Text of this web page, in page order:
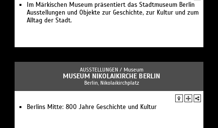
Im Märkischen Museum präsentiert das Stadtmuseum Berlin
Ausstellungen und Objekte zur Geschichte, zur Kultur und zum
Alltag der Stadt.
AUSSTELLUNGEN / Museum
MUSEUM NIKOLAIKIRCHE BERLIN
Berlin, Nikolaikirchplatz
Berlins Mitte: 800 Jahre Geschichte und Kultur